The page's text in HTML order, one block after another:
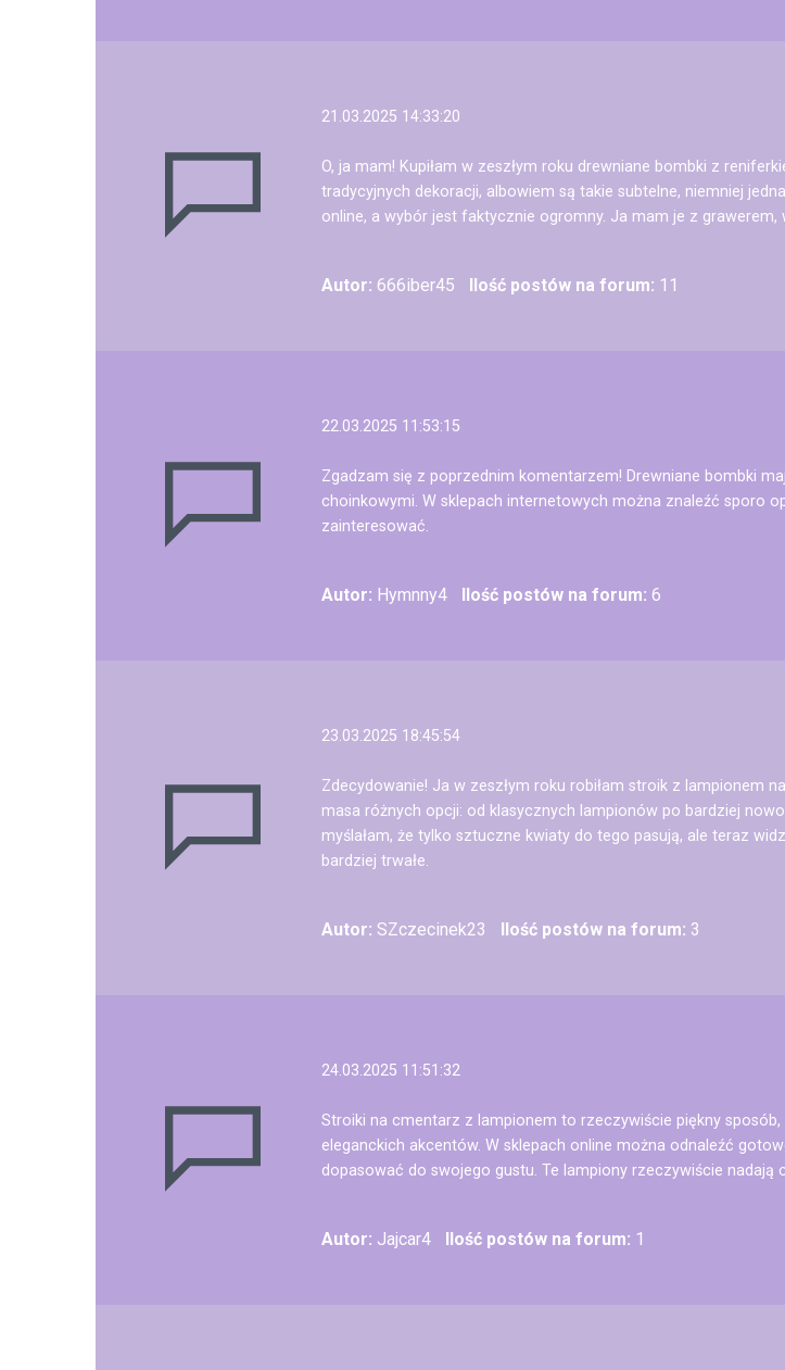
21.03.2025 14:33:20
O, ja mam! Kupiłam w zeszłym roku drewniane bombki z
tradycyjnych dekoracji, albowiem są takie subtelne, niemniej
online, a wybór jest faktycznie ogromny. Ja mam je z grawerem,
Autor: 666iber45 Ilość postów na forum: 11
22.03.2025 11:53:15
Zgadzam się z poprzednim komentarzem! Drewniane bombki
choinkowymi. W sklepach internetowych można znaleźć sporo
zainteresować.
Autor: Hymnny4 Ilość postów na forum: 6
23.03.2025 18:45:54
Zdecydowanie! Ja w zeszłym roku robiłam stroik z lampionem
masa różnych opcji: od klasycznych lampionów po bardziej
myślałam, że tylko sztuczne kwiaty do tego pasują, ale teraz
bardziej trwałe.
Autor: SZczecinek23 Ilość postów na forum: 3
24.03.2025 11:51:32
Stroiki na cmentarz z lampionem to rzeczywiście piękny
eleganckich akcentów. W sklepach online można odnaleźć
dopasować do swojego gustu. Te lampiony rzeczywiście nadają
Autor: Jajcar4 Ilość postów na forum: 1